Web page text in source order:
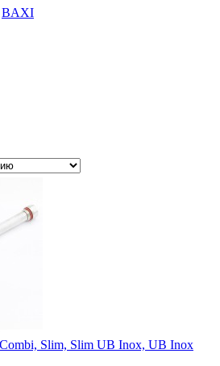
BAXI
Slim, Slim UB Inox, UB Inox